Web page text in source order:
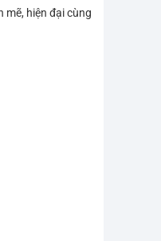
mẽ, hiện đại cùng